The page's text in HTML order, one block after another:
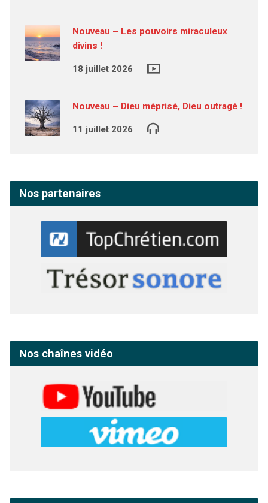
Nouveau – Les pouvoirs miraculeux
divins !
18 juillet 2026
Nouveau – Dieu méprisé, Dieu outragé !
11 juillet 2026
Nos partenaires
Nos chaînes vidéo